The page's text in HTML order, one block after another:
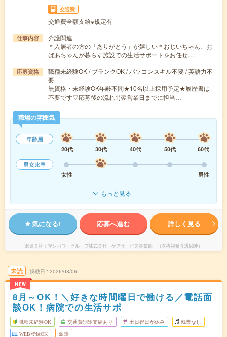
交通費
交通費全額支給※規定有
仕事内容
介護関連
＊入居者の方の「ありがとう」が嬉しい＊おじいちゃん、お
ばあちゃんが暮らす施設での生活サポートをお任せ…
応募資格
職種未経験OK / ブランクOK / パソコンスキル不要 / 英語力不
要
無資格・未経験OK年齢不問★10名以上採用予定★履歴書は
不要です▽応募後の流れ1)翌営業日までに担当…
職場の雰囲気
年齢層
20代
30代 40代 50代
60代
男女比率
女性
男性
もっと見る
気になる! 応募へ進む 詳しく見る
派遣会社 マンパワーグループ株式会社 ケアサービス事業部 （医療福祉介護関連）
未読
NEW
掲載日 2026/08/06
8月～OK！＼好きな時間曜日で働ける／電話面
談OK！病院での生活サポ
職種未経験OK 交通費別途支給あり 土日祝日が休み 残業なし
WEB登録OK 派遣